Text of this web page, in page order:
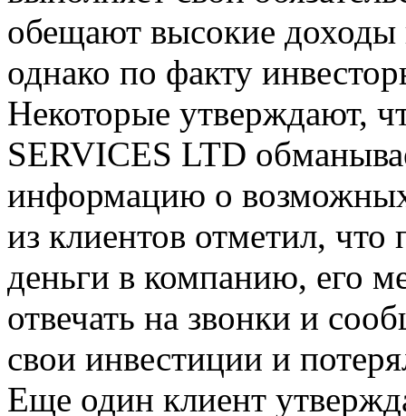
обещают высокие доходы
однако по факту
Некоторые утверждают,
SERVICES LTD
информацию о
из клиентов отметил, что
деньги в компанию, его
отвечать на звонки и
свои инвестиции и
Еще один клиент